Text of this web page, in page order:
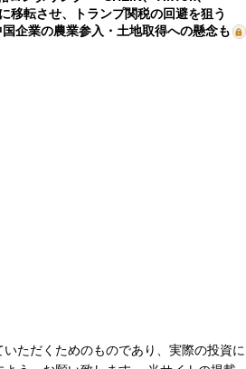
移転させ、トランプ関税の回避を狙う
企業の農業参入・土地取得への懸念も
ただくためのものであり、実際の投資に